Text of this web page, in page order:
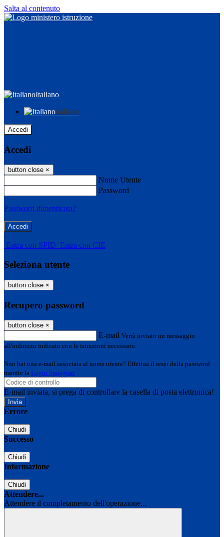
Salta al contenuto
Italiano
Italiano
Accedi
Accedi
button close ×
Nome Utente
Password
Password dimenticata?
-
Entra con SPID Entra con CIE
Seleziona utente
button close ×
Recupero password
button close ×
E-mail Verrà inviato un messaggio
all'indirizzo indicato con le istruzioni necessarie.
Non hai una e-mail associata al nome utente? Effettua il reset della password
tramite la Login Spaggiari
E-mail inviata, si prega di controllare la casella di posta elettronica!
Errore
Chiudi
Successo
Chiudi
Informazione
Chiudi
Attendere...
Attendere il completamento dell'operazione...